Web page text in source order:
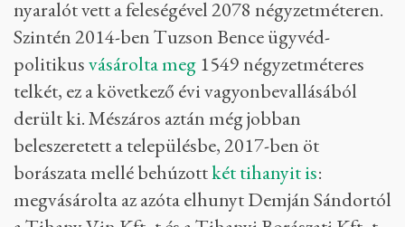
nyaralót vett a feleségével 2078 négyzetméteren.
Szintén 2014-ben Tuzson Bence ügyvéd-
politikusvásárolta meg 1549 négyzetméteres
telkét, ez a következő évi vagyonbevallásából
derült ki. Mészáros aztán még jobban
beleszeretett a településbe, 2017-ben öt
borászata mellé behúzottkét tihanyit is:
megvásárolta az azóta elhunyt Demján Sándortól